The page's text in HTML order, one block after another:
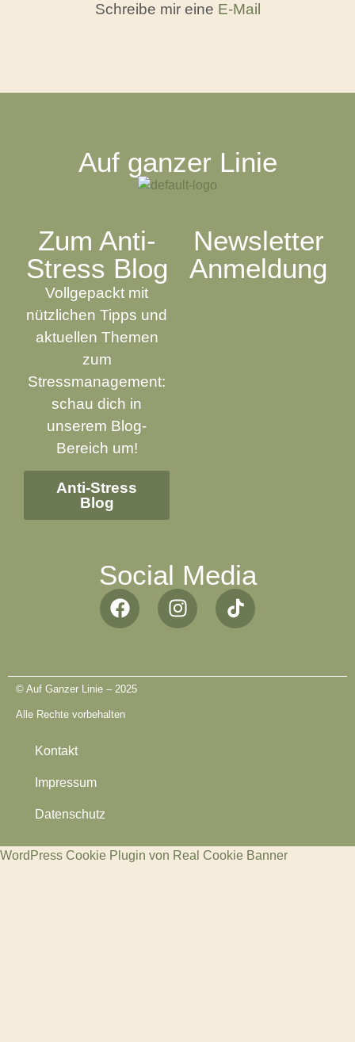
Schreibe mir eine E-Mail
Auf ganzer Linie
Zum Anti-
Stress Blog
Vollgepackt mit
nützlichen Tipps und
aktuellen Themen
zum
Stressmanagement:
schau dich in
unserem Blog-
Bereich um!
Anti-Stress
Blog
Newsletter
Anmeldung
Social Media
© Auf Ganzer Linie – 2025
Alle Rechte vorbehalten
Kontakt
Impressum
Datenschutz​
WordPress Cookie Plugin von Real Cookie Banner